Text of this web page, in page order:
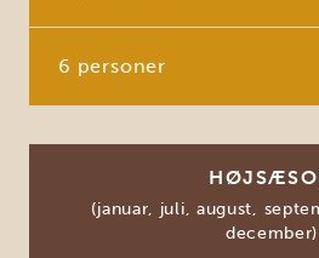
6 personer
(januar, juli, august,
december)